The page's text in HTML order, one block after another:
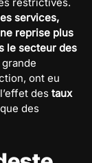
restrictives.
services,
reprise plus
le secteur des
ont eu
des taux
des